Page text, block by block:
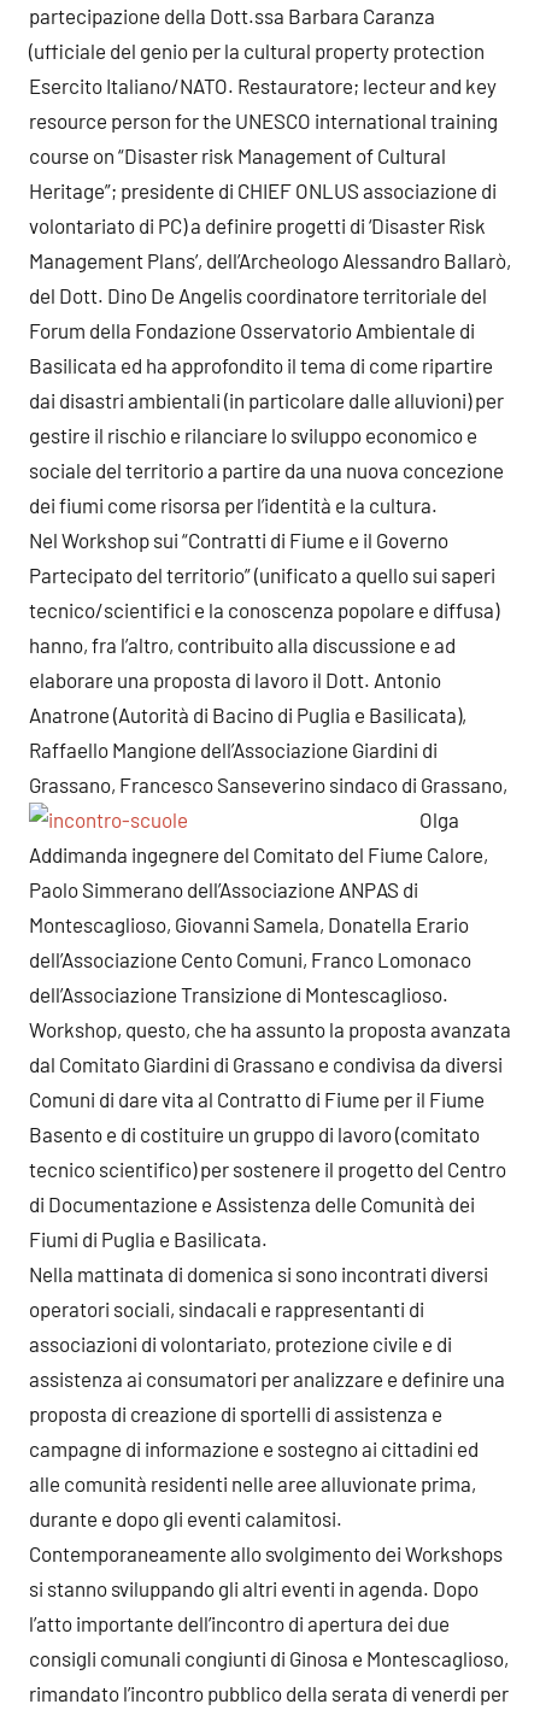
partecipazione della Dott.ssa Barbara Caranza
(ufficiale del genio per la cultural property protection
Esercito Italiano/NATO. Restauratore; lecteur and key
resource person for the UNESCO international training
course on “Disaster risk Management of Cultural
Heritage”; presidente di CHIEF ONLUS associazione di
volontariato di PC) a definire progetti di ‘Disaster Risk
Management Plans’, dell’Archeologo Alessandro Ballarò,
del Dott. Dino De Angelis coordinatore territoriale del
Forum della Fondazione Osservatorio Ambientale di
Basilicata ed ha approfondito il tema di come ripartire
dai disastri ambientali (in particolare dalle alluvioni) per
gestire il rischio e rilanciare lo sviluppo economico e
sociale del territorio a partire da una nuova concezione
dei fiumi come risorsa per l’identità e la cultura.
Nel Workshop sui “Contratti di Fiume e il Governo
Partecipato del territorio” (unificato a quello sui saperi
tecnico/scientifici e la conoscenza popolare e diffusa)
hanno, fra l’altro, contribuito alla discussione e ad
elaborare una proposta di lavoro il Dott. Antonio
Anatrone (Autorità di Bacino di Puglia e Basilicata),
Raffaello Mangione dell’Associazione Giardini di
Grassano, Francesco Sanseverino sindaco di Grassano,
Olga
Addimanda ingegnere del Comitato del Fiume Calore,
Paolo Simmerano dell’Associazione ANPAS di
Montescaglioso, Giovanni Samela, Donatella Erario
dell’Associazione Cento Comuni, Franco Lomonaco
dell’Associazione Transizione di Montescaglioso.
Workshop, questo, che ha assunto la proposta avanzata
dal Comitato Giardini di Grassano e condivisa da diversi
Comuni di dare vita al Contratto di Fiume per il Fiume
Basento e di costituire un gruppo di lavoro (comitato
tecnico scientifico) per sostenere il progetto del Centro
di Documentazione e Assistenza delle Comunità dei
Fiumi di Puglia e Basilicata.
Nella mattinata di domenica si sono incontrati diversi
operatori sociali, sindacali e rappresentanti di
associazioni di volontariato, protezione civile e di
assistenza ai consumatori per analizzare e definire una
proposta di creazione di sportelli di assistenza e
campagne di informazione e sostegno ai cittadini ed
alle comunità residenti nelle aree alluvionate prima,
durante e dopo gli eventi calamitosi.
Contemporaneamente allo svolgimento dei Workshops
si stanno sviluppando gli altri eventi in agenda. Dopo
l’atto importante dell’incontro di apertura dei due
consigli comunali congiunti di Ginosa e Montescaglioso,
rimandato l’incontro pubblico della serata di venerdi per